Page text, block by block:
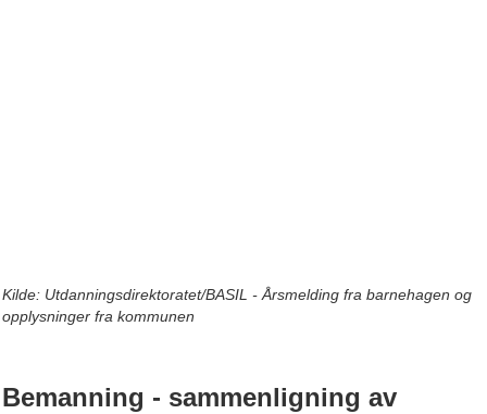
Kilde: Utdanningsdirektoratet/BASIL - Årsmelding fra barnehagen og
opplysninger fra kommunen
Bemanning - sammenligning av